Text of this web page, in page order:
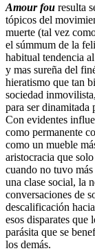
Amour fou resulta
tópicos del
muerte (tal vez
el súmmum de la
habitual tendencia
y mas sureña del
hieratismo que tan
sociedad
para ser dinamitada
Con evidentes
como permanente
como un mueble
aristocracia que
cuando no tuvo
una clase social, la
conversaciones de
descalificación
esos disparates
parásita que se
los demás.